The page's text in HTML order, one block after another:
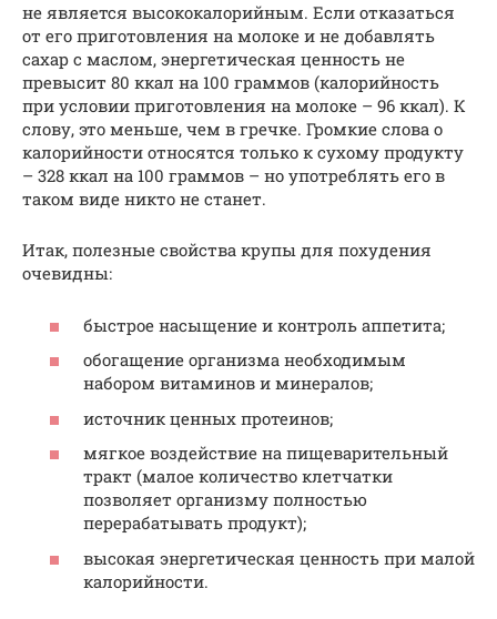
не является высококалорийным. Если отказаться
от его приготовления на молоке и не добавлять
сахар с маслом, энергетическая ценность не
превысит 80 ккал на 100 граммов (калорийность
при условии приготовления на молоке – 96 ккал). К
слову, это меньше, чем в гречке. Громкие слова о
калорийности относятся только к сухому продукту
– 328 ккал на 100 граммов – но употреблять его в
таком виде никто не станет.
Итак, полезные свойства крупы для похудения
очевидны:
быстрое насыщение и контроль аппетита;
обогащение организма необходимым
набором витаминов и минералов;
источник ценных протеинов;
мягкое воздействие на пищеварительный
тракт (малое количество клетчатки
позволяет организму полностью
перерабатывать продукт);
высокая энергетическая ценность при малой
калорийности.